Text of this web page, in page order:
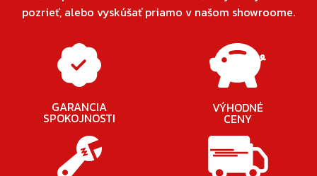
pozrieť, alebo vyskúšať priamo v našom showroome.
GARANCIA
SPOKOJNOSTI
VÝHODNÉ
CENY